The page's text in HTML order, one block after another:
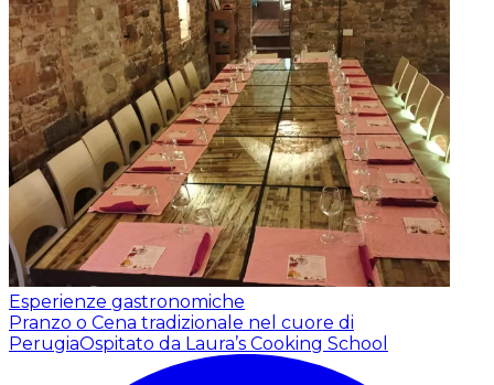
Esperienze gastronomiche
Pranzo o Cena tradizionale nel cuore di
PerugiaOspitato da Laura’s Cooking School